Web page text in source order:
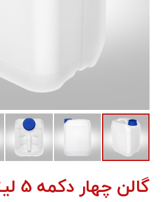
گالن چهار دكمه 5 ليتری